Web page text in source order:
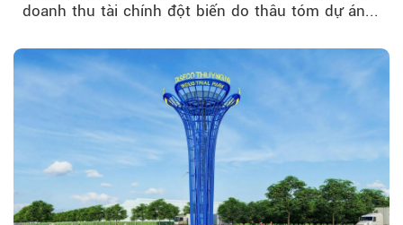
doanh thu tài chính đột biến do thâu tóm dự án...